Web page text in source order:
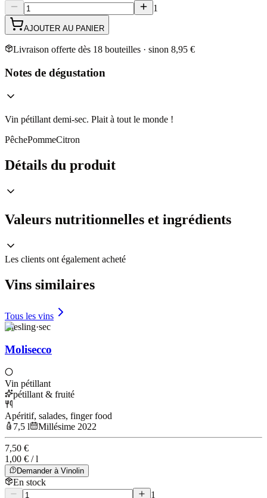
1
AJOUTER AU PANIER
Livraison offerte dès 18 bouteilles · sinon 8,95 €
Notes de dégustation
Vin pétillant demi-sec. Plait à tout le monde !
PêchePommeCitron
Détails du produit
Valeurs nutritionnelles et ingrédients
Les clients ont également acheté
Vins similaires
Tous les vins
Riesling·sec
Molisecco
Vin pétillant
pétillant & fruité
Apéritif, salades, finger food
7,5 l
Millésime 2022
7,50 €
1,00 € / l
Demander à Vinolin
En stock
1